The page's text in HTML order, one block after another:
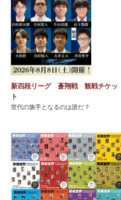
新四段リーグ 蒼翔戦 観戦チケッ
ト
世代の旗手となるのは誰だ？